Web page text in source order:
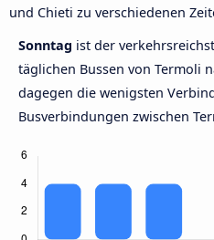
und Chieti zu verschiedenen
Sonntag ist der
täglichen Bussen von Termoli
dagegen die wenigsten
Busverbindungen zwischen